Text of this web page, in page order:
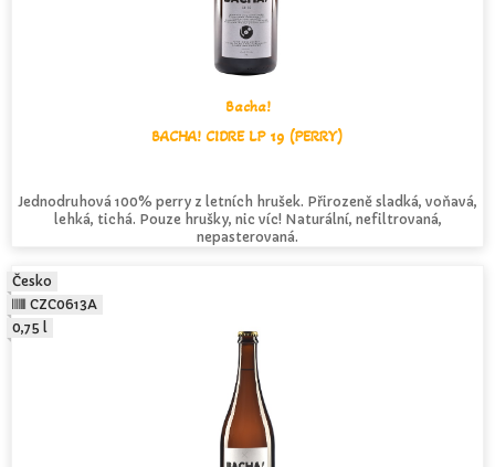
Bacha!
BACHA! CIDRE LP 19 (PERRY)
Jednodruhová 100% perry z letních hrušek. Přirozeně sladká, voňavá,
lehká, tichá. Pouze hrušky, nic víc! Naturální, nefiltrovaná,
nepasterovaná.
Česko
CZC0613A
0,75 l